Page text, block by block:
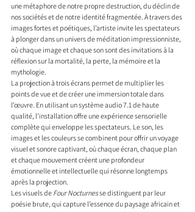
une métaphore de notre propre destruction, du déclin de
nos sociétés et de notre identité fragmentée. À travers des
images fortes et poétiques, l’artiste invite les spectateurs
à plonger dans un univers de méditation impressionniste,
où chaque image et chaque son sont des invitations à la
réflexion sur la mortalité, la perte, la mémoire et la
mythologie.
La projection à trois écrans permet de multiplier les
points de vue et de créer une immersion totale dans
l’œuvre. En utilisant un système audio 7.1 de haute
qualité, l’installation offre une expérience sensorielle
complète qui enveloppe les spectateurs. Le son, les
images et les couleurs se combinent pour offrir un voyage
visuel et sonore captivant, où chaque écran, chaque plan
et chaque mouvement créent une profondeur
émotionnelle et intellectuelle qui résonne longtemps
après la projection.
Les visuels de Four Nocturnes se distinguent par leur
poésie brute, qui capture l’essence du paysage africain et